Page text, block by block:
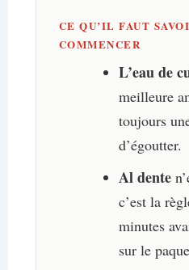
CE QU’IL FAUT
COMMENCER
L’eau de
meilleure
toujours
d’égoutter.
Al dente
c’est la
minutes
sur le